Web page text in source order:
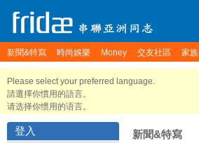
新聞&特寫 時尚娛樂 Money 交友社區 家族
Please select your preferred language.
請選擇你慣用的語言。
请选择你惯用的语言。
登入 新聞&特寫